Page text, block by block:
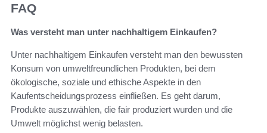
FAQ
Was versteht man unter nachhaltigem Einkaufen?
Unter nachhaltigem Einkaufen versteht man den bewussten
Konsum von umweltfreundlichen Produkten, bei dem
ökologische, soziale und ethische Aspekte in den
Kaufentscheidungsprozess einfließen. Es geht darum,
Produkte auszuwählen, die fair produziert wurden und die
Umwelt möglichst wenig belasten.